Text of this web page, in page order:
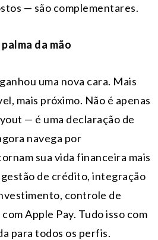
— são complementares.
da mão
uma nova cara. Mais
mais próximo. Não é apenas
— é uma declaração de
navega por
sua vida financeira mais
de crédito, integração
controle de
Apple Pay. Tudo isso com
para todos os perfis.